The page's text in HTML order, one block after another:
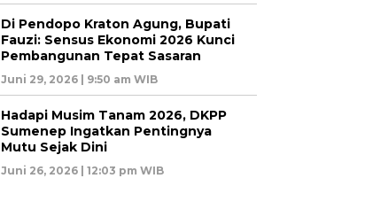
Di Pendopo Kraton Agung, Bupati
Fauzi: Sensus Ekonomi 2026 Kunci
Pembangunan Tepat Sasaran
Juni 29, 2026 | 9:50 am WIB
Hadapi Musim Tanam 2026, DKPP
Sumenep Ingatkan Pentingnya
Mutu Sejak Dini
Juni 26, 2026 | 12:03 pm WIB